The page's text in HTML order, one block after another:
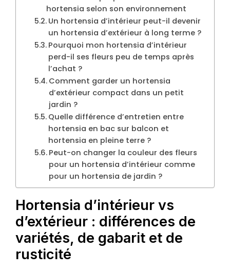
hortensia selon son environnement
Un hortensia d’intérieur peut-il devenir
un hortensia d’extérieur à long terme ?
Pourquoi mon hortensia d’intérieur
perd-il ses fleurs peu de temps après
l’achat ?
Comment garder un hortensia
d’extérieur compact dans un petit
jardin ?
Quelle différence d’entretien entre
hortensia en bac sur balcon et
hortensia en pleine terre ?
Peut-on changer la couleur des fleurs
pour un hortensia d’intérieur comme
pour un hortensia de jardin ?
Hortensia d’intérieur vs
d’extérieur : différences de
variétés, de gabarit et de
rusticité